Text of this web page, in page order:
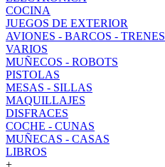
COCINA
JUEGOS DE EXTERIOR
AVIONES - BARCOS - TRENES
VARIOS
MUÑECOS - ROBOTS
PISTOLAS
MESAS - SILLAS
MAQUILLAJES
DISFRACES
COCHE - CUNAS
MUÑECAS - CASAS
LIBROS
+